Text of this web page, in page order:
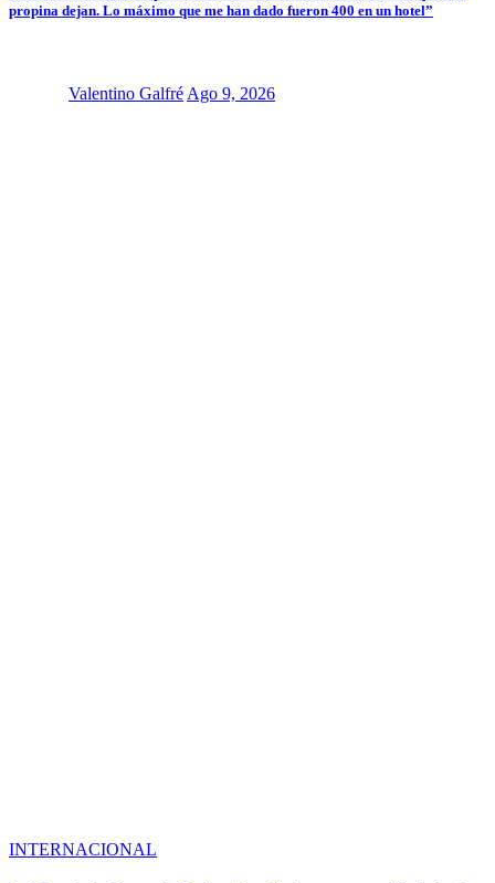
propina dejan. Lo máximo que me han dado fueron 400 en un hotel”
Valentino Galfré Ago 9, 2026
INTERNACIONAL